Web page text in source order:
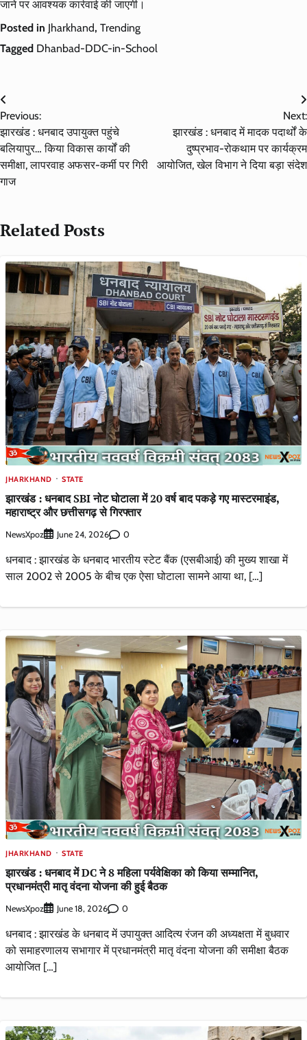
जाने पर आवश्यक कार्रवाई की जाएगी।
Posted in Jharkhand, Trending
Tagged Dhanbad-DDC-in-School
Post
navigation
Previous:
झारखंड : धनबाद उपायुक्त पहुंचे
बलियापुर… किया विकास कार्यों की
समीक्षा, लापरवाह अफसर-कर्मी पर गिरी
गाज
Next:
झारखंड : धनबाद में मादक पदार्थों के
दुष्प्रभाव-रोकथाम पर कार्यक्रम
आयोजित, खेल विभाग ने दिया बड़ा संदेश
Related Posts
JHARKHAND STATE
झारखंड : धनबाद SBI नोट घोटाला में 20 वर्ष बाद पकड़े गए मास्टरमाइंड,
महाराष्ट्र और छत्तीसगढ़ से गिरफ्तार
NewsXpoz June 24, 2026 0
धनबाद : झारखंड के धनबाद भारतीय स्टेट बैंक (एसबीआई) की मुख्य शाखा में
साल 2002 से 2005 के बीच एक ऐसा घोटाला सामने आया था, […]
JHARKHAND STATE
झारखंड : धनबाद में DC ने 8 महिला पर्यवेक्षिका को किया सम्मानित,
प्रधानमंत्री मातृ वंदना योजना की हुई बैठक
NewsXpoz June 18, 2026 0
धनबाद : झारखंड के धनबाद में उपायुक्त आदित्य रंजन की अध्यक्षता में बुधवार
को समाहरणालय सभागार में प्रधानमंत्री मातृ वंदना योजना की समीक्षा बैठक
आयोजित […]